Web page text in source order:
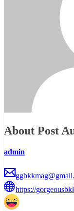
About Post
admin
https://